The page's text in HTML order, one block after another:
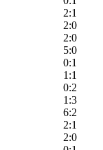
2:1
2:0
2:0
5:0
0:1
1:1
0:2
1:3
6:2
2:1
2:0